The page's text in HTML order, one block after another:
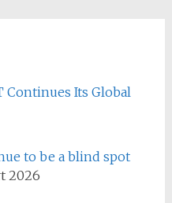
Continues Its Global
to be a blind spot
2026